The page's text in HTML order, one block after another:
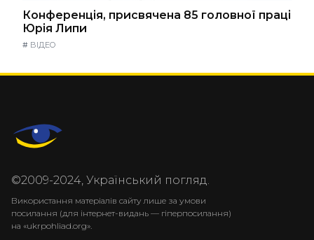
Конференція, присвячена 85 головної праці
Юрія Липи
# ВІДЕО
©2009-2024, Український погляд.
Використання матеріалів сайту лише за умови
посилання (для інтернет-видань — гіперпосилання)
на «ukrpohliad.org».